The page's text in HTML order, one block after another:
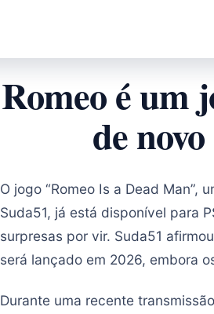
Romeo é um
de
O jogo “Romeo Is a Dead
Suda51, já está disponível para
surpresas por vir. Suda51
será lançado em 2026, embora
Durante uma recente